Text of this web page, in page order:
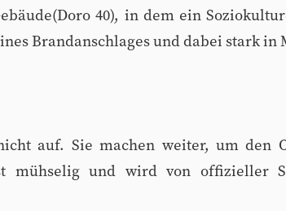
40), in dem ein
Brandanschlages und dabei stark in
auf. Sie machen weiter, um den
mühselig und wird von offizieller